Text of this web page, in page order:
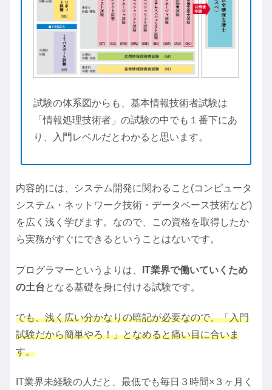
試験の体系図からも、基本情報技術者試験は
「情報処理技術者」の試験の中でも１番下にあ
り、入門レベルだとわかると思います。
内容的には、システム開発に関わること(コンピュータ
システム・ネットワーク技術・データベース技術など)
を広く浅く学びます。なので、この資格を取得したか
ら実務がすぐにできるということはないです。
プログラマーというよりは、
IT業界で働いていくため
の土台となる基礎を身に付ける試験です。
でも、浅く広い分かなりの暗記が必要なので、「入門
試験だから簡単やろ！」となめると痛い目に合いま
す。
IT業界未経験の人だと、最低でも毎日３時間×３ヶ月く